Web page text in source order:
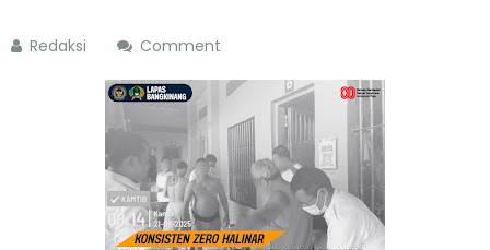
Redaksi Comment